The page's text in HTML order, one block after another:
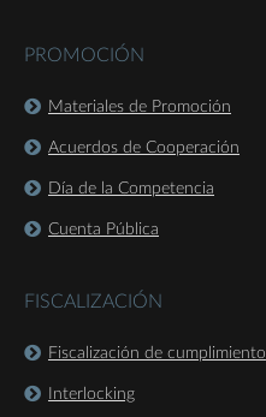
PROMOCIÓN
Materiales de Promoción
Acuerdos de Cooperación
Día de la Competencia
Cuenta Pública
FISCALIZACIÓN
Fiscalización de cumplimiento
Interlocking